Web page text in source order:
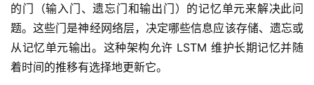
的门（输入门、遗忘门和输出门）的记忆单元来解决此问
题。这些门是神经网络层，决定哪些信息应该存储、遗忘或
从记忆单元输出。这种架构允许 LSTM 维护长期记忆并随
着时间的推移有选择地更新它。